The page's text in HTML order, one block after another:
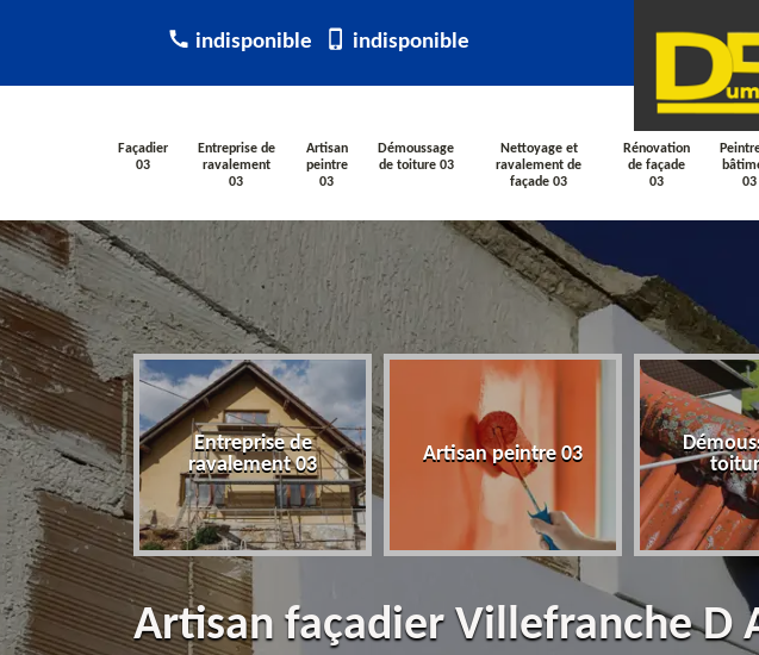
indisponible indisponible
Façadier
03
Entreprise de
ravalement
03
Artisan
peintre
03
Démoussage
de toiture 03
Nettoyage et
ravalement de
façade 03
Rénovation
de façade
03
03
03
Entreprise de
ravalement 03
Artisan peintre 03
Artisan façadier Villefranche D